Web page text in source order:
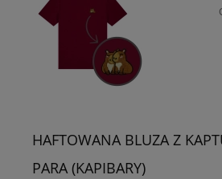
HAFTOWANA BLUZA Z
PARA (KAPIBARY)